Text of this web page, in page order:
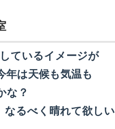
ているイメージが
年は天候も気温も
な？
なるべく晴れて欲しい